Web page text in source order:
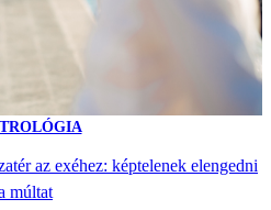
az exéhez: képtelenek elengedni
múltat